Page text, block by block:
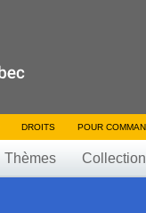
DROITS POUR
Thèmes